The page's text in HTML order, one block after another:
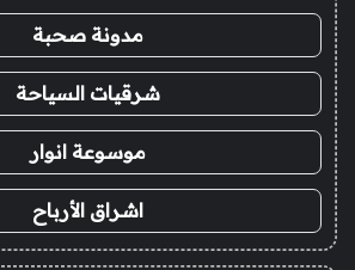
مدونة صحبة
شرقيات السياحة
موسوعة انوار
اشراق الأرباح